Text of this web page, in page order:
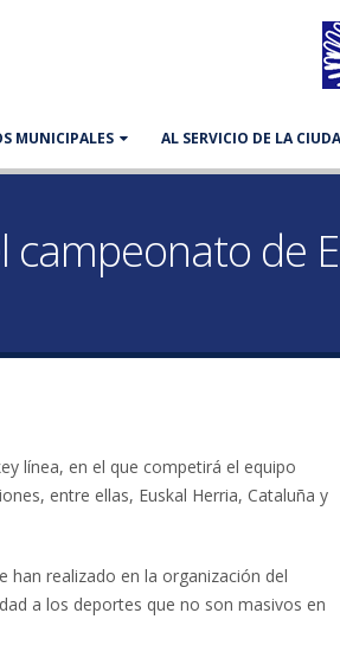
MUNICIPALES AL SERVICIO DE LA
de
línea, en el que competirá el equipo
entre ellas, Euskal Herria, Cataluña y
han realizado en la organización del
a los deportes que no son masivos en